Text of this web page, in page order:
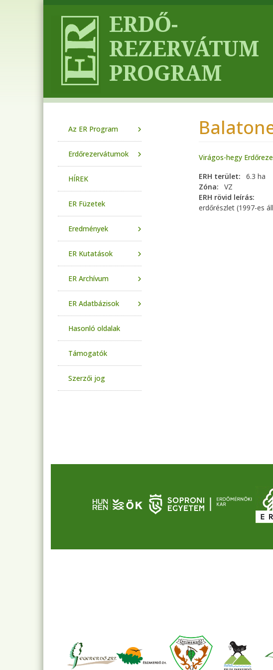
Virágos-hegy
ERH terület
6.3 ha
Zóna
VZ
ERH rövid leírás
erdőrészlet (1997-es
Az ER Program
Erdőrezervátumok
HÍREK
ER Füzetek
Eredmények
ER Kutatások
ER Archívum
ER Adatbázisok
Hasonló oldalak
Támogatók
Szerzői jog